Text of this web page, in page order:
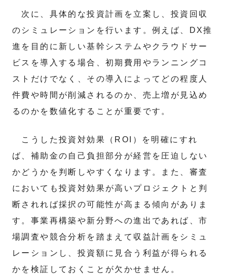
次に、具体的な投資計画を立案し、投資回収
のシミュレーションを行います。例えば、DX推
進を目的に新しい基幹システムやクラウドサー
ビスを導入する場合、初期費用やランニングコ
ストだけでなく、その導入によってどの程度人
件費や時間が削減されるのか、売上増が見込め
るのかを数値化することが重要です。
こうした投資対効果（ROI）を明確にすれ
ば、補助金の自己負担部分が経営を圧迫しない
かどうかを判断しやすくなります。また、審査
においても投資対効果が高いプロジェクトと判
断されれば採択の可能性が高まる傾向がありま
す。事業再構築や新分野への進出であれば、市
場調査や競合分析を踏まえて収益計画をシミュ
レーションし、投資額に見合う利益が得られる
かを検証しておくことが欠かせません。